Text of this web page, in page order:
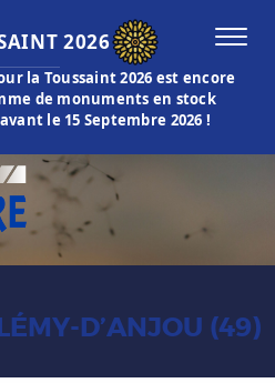
2026
la Toussaint 2026 est encore
de monuments en stock
le 15 Septembre 2026 !
D’ANJOU (49)